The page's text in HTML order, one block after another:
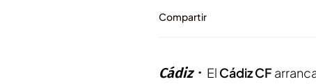
Compartir
Cádiz El Cádiz CF